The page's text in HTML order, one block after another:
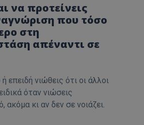
να προτείνεις
που τόσο
στη
απέναντι σε
νιώθεις ότι οι άλλοι
όταν νιώσεις
κι αν δεν σε νοιάζει.
συνεδρία
Αυτό το cookie
Doubleclick και παρέχει
χρησιμοποιεί τον
5 μήνες 4
εβδομάδες
Αυτό το cookie
επιλογές απορρήτου
αλληλεπίδρασή τους με